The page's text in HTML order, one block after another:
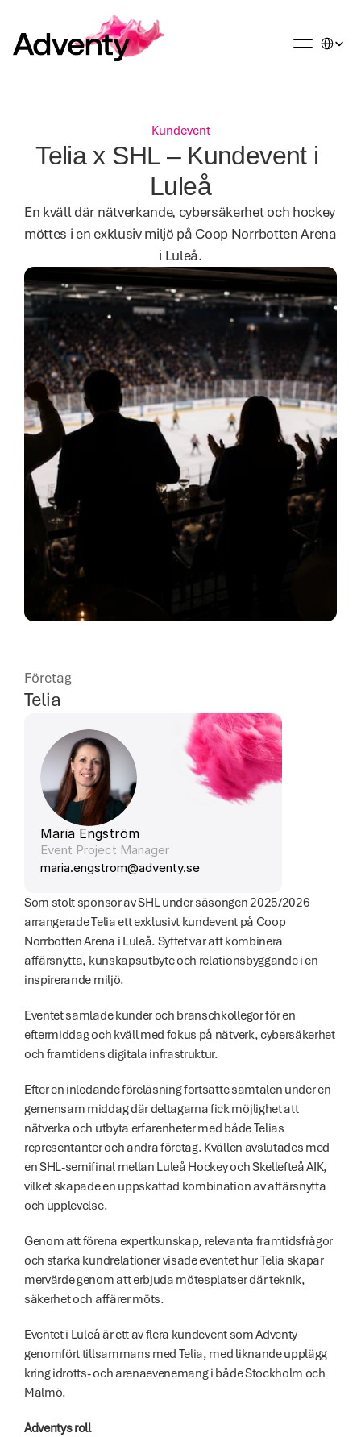
Kundevent
Telia x SHL – Kundevent i
Luleå
En kväll där nätverkande, cybersäkerhet och hockey
möttes i en exklusiv miljö på Coop Norrbotten Arena
i Luleå.
Företag
Telia
Maria Engström
Event Project Manager
maria.engstrom@adventy.se
Som stolt sponsor av SHL under säsongen 2025/2026
arrangerade Telia ett exklusivt kundevent på Coop
Norrbotten Arena i Luleå. Syftet var att kombinera
affärsnytta, kunskapsutbyte och relationsbyggande i en
inspirerande miljö.
Eventet samlade kunder och branschkollegor för en
eftermiddag och kväll med fokus på nätverk, cybersäkerhet
och framtidens digitala infrastruktur.
Efter en inledande föreläsning fortsatte samtalen under en
gemensam middag där deltagarna fick möjlighet att
nätverka och utbyta erfarenheter med både Telias
representanter och andra företag. Kvällen avslutades med
en SHL-semifinal mellan Luleå Hockey och Skellefteå AIK,
vilket skapade en uppskattad kombination av affärsnytta
och upplevelse.
Genom att förena expertkunskap, relevanta framtidsfrågor
och starka kundrelationer visade eventet hur Telia skapar
mervärde genom att erbjuda mötesplatser där teknik,
säkerhet och affärer möts.
Eventet i Luleå är ett av flera kundevent som Adventy
genomfört tillsammans med Telia, med liknande upplägg
kring idrotts- och arenaevenemang i både Stockholm och
Malmö.
Adventys roll